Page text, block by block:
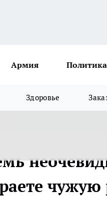
Армия Политика
Здоровье
чужую